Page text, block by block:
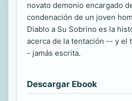
novato demonio encargado
condenación de un joven
Diablo a Su Sobrino es la
acerca de la tentación -- y el
- jamás escrita.
Descargar Ebook